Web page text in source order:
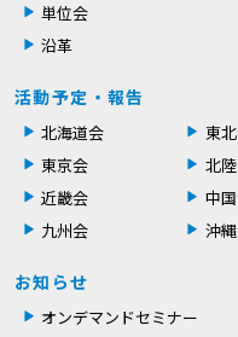
単位会
沿革
活動予定・報告
北海道会 東
東京会
北
近畿会
中
九州会
沖
お知らせ
オンデマンドセミナー